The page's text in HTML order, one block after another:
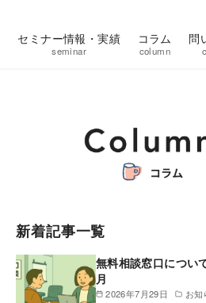
セミナー情報・実績
seminar
コラム
column
問
新着記事一覧
2026年7月29日 お知
無料相談窓口につい
月